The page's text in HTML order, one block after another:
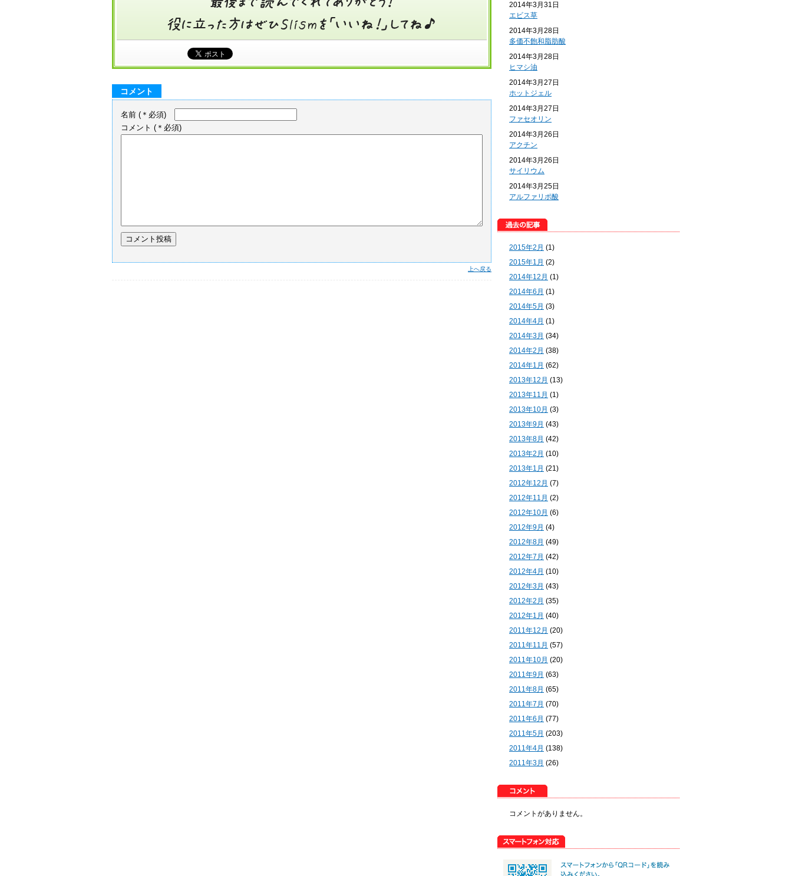
コメント
名前 (＊必須)
コメント (＊必須)
上へ戻る
2014年3月31日
エビス草
2014年3月28日
多価不飽和脂肪酸
2014年3月28日
ヒマシ油
2014年3月27日
ホットジェル
2014年3月27日
ファセオリン
2014年3月26日
アクチン
2014年3月26日
サイリウム
2014年3月25日
アルファリポ酸
2015年2月 (1)
2015年1月 (2)
2014年12月 (1)
2014年6月 (1)
2014年5月 (3)
2014年4月 (1)
2014年3月 (34)
2014年2月 (38)
2014年1月 (62)
2013年12月 (13)
2013年11月 (1)
2013年10月 (3)
2013年9月 (43)
2013年8月 (42)
2013年2月 (10)
2013年1月 (21)
2012年12月 (7)
2012年11月 (2)
2012年10月 (6)
2012年9月 (4)
2012年8月 (49)
2012年7月 (42)
2012年4月 (10)
2012年3月 (43)
2012年2月 (35)
2012年1月 (40)
2011年12月 (20)
2011年11月 (57)
2011年10月 (20)
2011年9月 (63)
2011年8月 (65)
2011年7月 (70)
2011年6月 (77)
2011年5月 (203)
2011年4月 (138)
2011年3月 (26)
コメントがありません。